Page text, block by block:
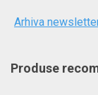
Arhiva
Produse